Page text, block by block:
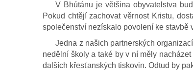
V Bhútánu je většina obyvatelstva
Pokud chtějí zachovat věrnost Kristu,
společenství nezískalo povolení ke stavbě
Jedna z našich partnerských
nedělní školy a také by v ní měly
dalších křesťanských tiskovin. Odtud by